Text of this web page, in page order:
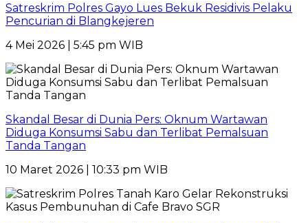
Satreskrim Polres Gayo Lues Bekuk Residivis Pelaku
Pencurian di Blangkejeren
4 Mei 2026 | 5:45 pm WIB
Skandal Besar di Dunia Pers: Oknum Wartawan
Diduga Konsumsi Sabu dan Terlibat Pemalsuan
Tanda Tangan
10 Maret 2026 | 10:33 pm WIB